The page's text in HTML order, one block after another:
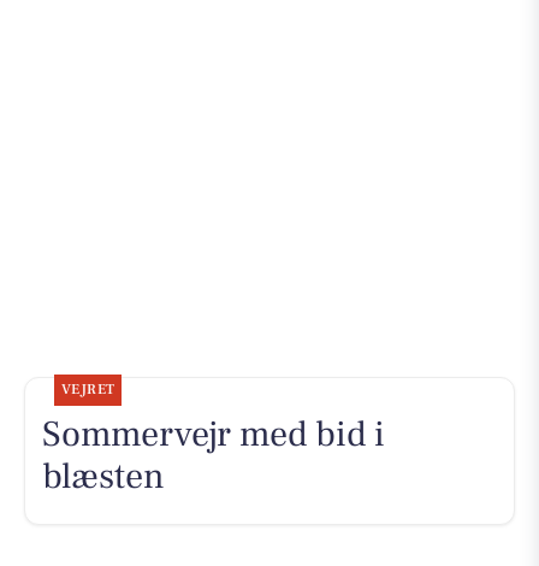
VEJRET
Sommervejr med bid i
blæsten